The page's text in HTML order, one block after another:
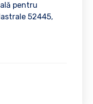
pentru
52445,